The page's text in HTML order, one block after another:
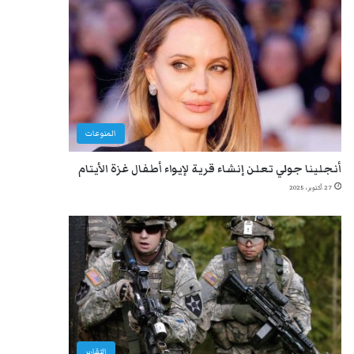
المنوعات
أنجلينا جولي تعلن إنشاء قرية لإيواء أطفال غزة الأيتام
27 أكتوبر، 2025
التقارير